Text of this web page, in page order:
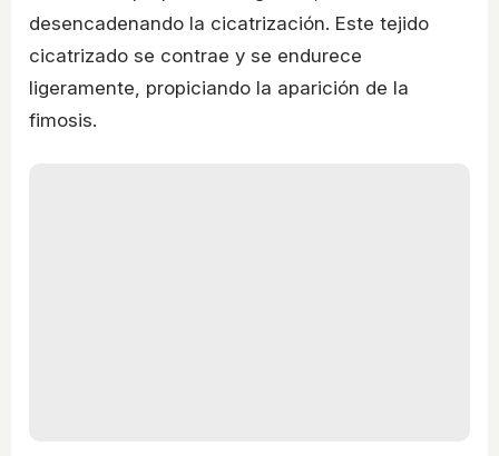
desencadenando la cicatrización. Este tejido
cicatrizado se contrae y se endurece
ligeramente, propiciando la aparición de la
fimosis.